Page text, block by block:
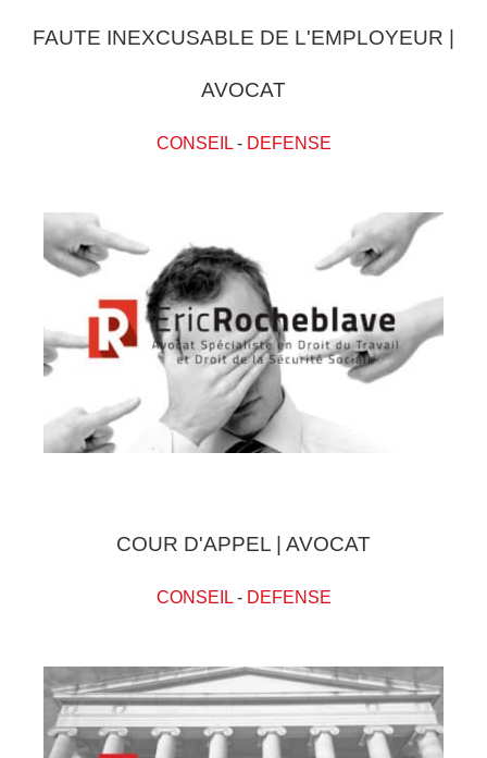
FAUTE INEXCUSABLE DE L'EMPLOYEUR |
AVOCAT
CONSEIL- DEFENSE
COUR D'APPEL | AVOCAT
CONSEIL- DEFENSE